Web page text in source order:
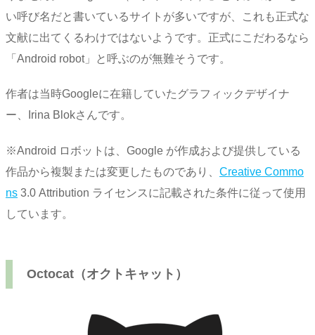
い呼び名だと書いているサイトが多いですが、これも正式な
文献に出てくるわけではないようです。正式にこだわるなら
「Android robot」と呼ぶのが無難そうです。
作者は当時Googleに在籍していたグラフィックデザイナ
ー、Irina Blokさんです。
※Android ロボットは、Google が作成および提供している
作品から複製または変更したものであり、 Creative Commo
ns 3.0 Attribution ライセンスに記載された条件に従って使用
しています。
Octocat（オクトキャット）